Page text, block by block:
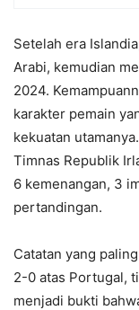
Setelah era
Arabi, kemudian
2024.
karakter pemain
kekuatan
Timnas Republik
6 kemenangan, 3
pertandingan.
Catatan yang
2-0 atas Portugal,
menjadi bukti